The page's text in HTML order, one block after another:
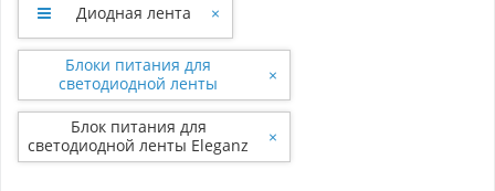
Диодная лента ×
Блоки питания для
светодиодной ленты
×
Блок питания для
светодиодной ленты Eleganz
12V 500W IP20 узкий 1115
×